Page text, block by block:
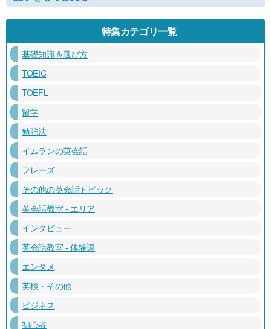
特集カテゴリ一覧
基礎知識＆選び方
TOEIC
TOEFL
留学
勉強法
イムランの英会話
フレーズ
その他の英会話トピック
英会話教室 - エリア
インタビュー
英会話教室 - 体験談
エンタメ
英検・その他
ビジネス
初心者